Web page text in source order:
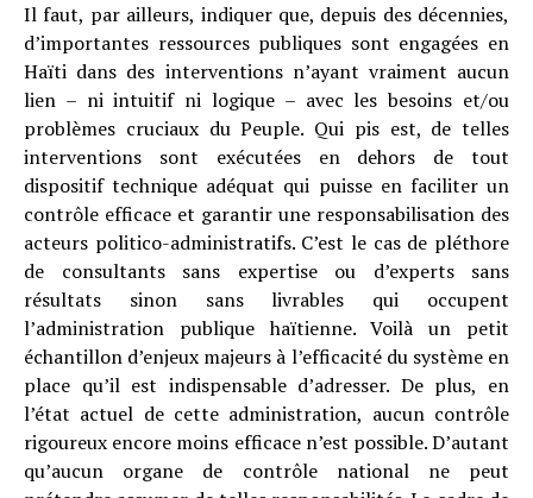
Il faut, par ailleurs, indiquer que, depuis des décennies,
d’importantes ressources publiques sont engagées en
Haïti dans des interventions n’ayant vraiment aucun
lien – ni intuitif ni logique – avec les besoins et/ou
problèmes cruciaux du Peuple. Qui pis est, de telles
interventions sont exécutées en dehors de tout
dispositif technique adéquat qui puisse en faciliter un
contrôle efficace et garantir une responsabilisation des
acteurs politico-administratifs. C’est le cas de pléthore
de consultants sans expertise ou d’experts sans
résultats sinon sans livrables qui occupent
l’administration publique haïtienne. Voilà un petit
échantillon d’enjeux majeurs à l’efficacité du système en
place qu’il est indispensable d’adresser. De plus, en
l’état actuel de cette administration, aucun contrôle
rigoureux encore moins efficace n’est possible. D’autant
qu’aucun organe de contrôle national ne peut